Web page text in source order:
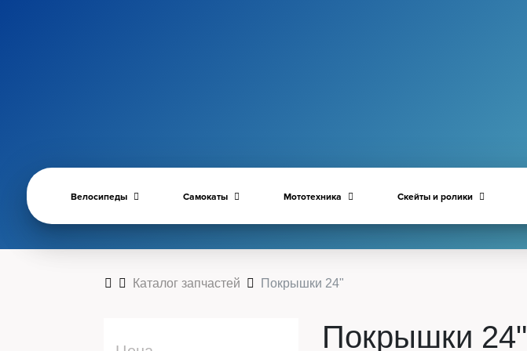
Велосипеды Самокаты Мототехника Скейты и ролики
Каталог запчастей Покрышки 24"
Покрышки 24"